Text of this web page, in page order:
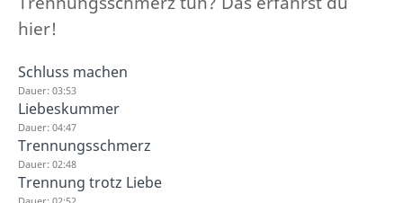
hier!
Schluss machen
Dauer: 03:53
Liebeskummer
Dauer: 04:47
Trennungsschmerz
Dauer: 02:48
Trennung trotz Liebe
Dauer: 02:52